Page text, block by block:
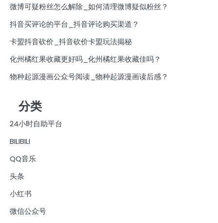
微博可疑粉丝怎么解除_如何清理微博疑似粉丝？
抖音买评论的平台_抖音评论购买渠道？
卡盟抖音砍价_抖音砍价卡盟玩法揭秘
化州橘红果收藏更好吗_化州橘红果收藏佳吗？
物种起源漫画公众号阅读_物种起源漫画读后感？
分类
24小时自助平台
BILIBILI
QQ音乐
头条
小红书
微信公众号